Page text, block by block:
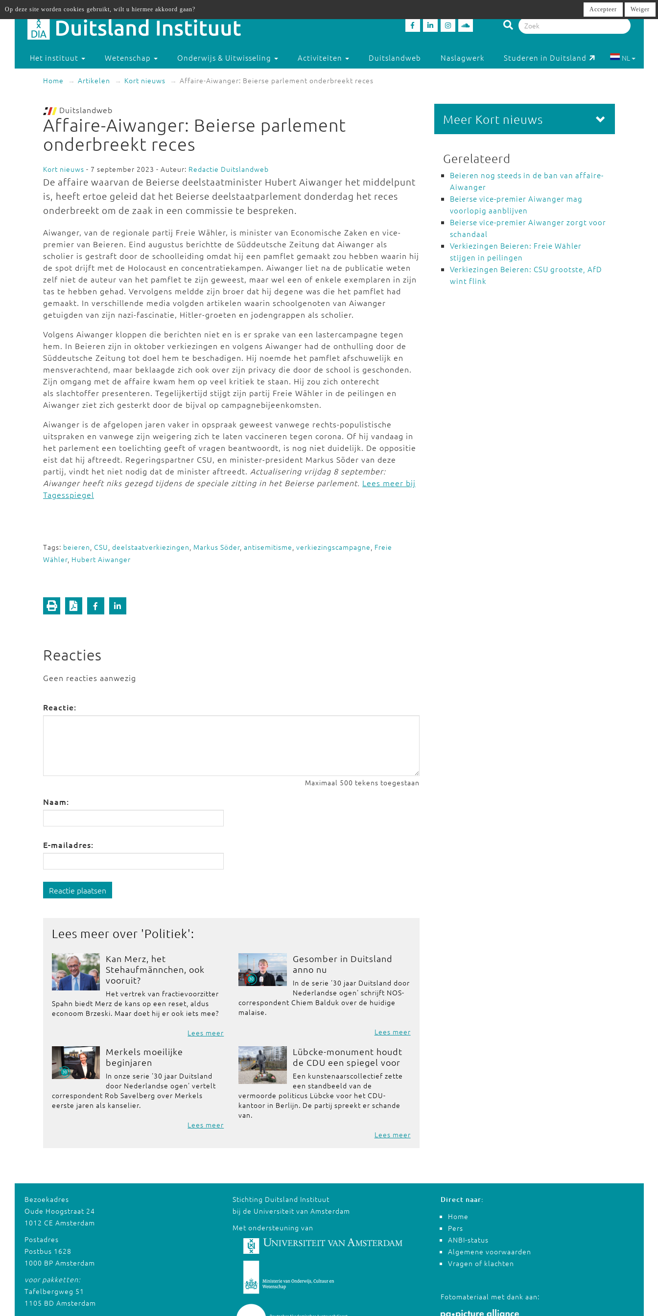
Het instituut Wetenschap Onderwijs & Uitwisseling Activiteiten Duitslandweb Naslagwerk Studeren in Duitsland NL
Home Artikelen Kort nieuws Affaire-Aiwanger: Beierse parlement onderbreekt reces
Duitslandweb
Affaire-Aiwanger: Beierse parlement
onderbreekt reces
Kort nieuws - 7 september 2023 - Auteur: Redactie Duitslandweb
De affaire waarvan de Beierse deelstaatminister Hubert Aiwanger het middelpunt
is, heeft ertoe geleid dat het Beierse deelstaatparlement donderdag het reces
onderbreekt om de zaak in een commissie te bespreken.
Aiwanger, van de regionale partij Freie Wähler, is minister van Economische Zaken en vice-
premier van Beieren. Eind augustus berichtte de Süddeutsche Zeitung dat Aiwanger als
scholier is gestraft door de schoolleiding omdat hij een pamflet gemaakt zou hebben waarin hij
de spot drijft met de Holocaust en concentratiekampen. Aiwanger liet na de publicatie weten
zelf niet de auteur van het pamflet te zijn geweest, maar wel een of enkele exemplaren in zijn
tas te hebben gehad. Vervolgens meldde zijn broer dat hij degene was die het pamflet had
gemaakt. In verschillende media volgden artikelen waarin schoolgenoten van Aiwanger
getuigden van zijn nazi-fascinatie, Hitler-groeten en jodengrappen als scholier.
Volgens Aiwanger kloppen die berichten niet en is er sprake van een lastercampagne tegen
hem. In Beieren zijn in oktober verkiezingen en volgens Aiwanger had de onthulling door de
Süddeutsche Zeitung tot doel hem te beschadigen. Hij noemde het pamflet afschuwelijk en
mensverachtend, maar beklaagde zich ook over zijn privacy die door de school is geschonden.
Zijn omgang met de affaire kwam hem op veel kritiek te staan. Hij zou zich onterecht
als slachtoffer presenteren. Tegelijkertijd stijgt zijn partij Freie Wähler in de peilingen en
Aiwanger ziet zich gesterkt door de bijval op campagnebijeenkomsten.
Aiwanger is de afgelopen jaren vaker in opspraak geweest vanwege rechts-populistische
uitspraken en vanwege zijn weigering zich te laten vaccineren tegen corona. Of hij vandaag in
het parlement een toelichting geeft of vragen beantwoordt, is nog niet duidelijk. De oppositie
eist dat hij aftreedt. Regeringspartner CSU, en minister-president Markus Söder van deze
partij, vindt het niet nodig dat de minister aftreedt. Actualisering vrijdag 8 september:
Aiwanger heeft niks gezegd tijdens de speciale zitting in het Beierse parlement. Lees meer bij
Tagesspiegel
Tags: beieren, CSU, deelstaatverkiezingen, Markus Söder, antisemitisme, verkiezingscampagne, Freie
Wähler, Hubert Aiwanger
Reacties
Geen reacties aanwezig
Reactie:
Maximaal 500 tekens toegestaan
Naam:
E-mailadres:
Reactie plaatsen
Lees meer over 'Politiek':
Kan Merz, het
Stehaufmännchen, ook
vooruit?
Het vertrek van fractievoorzitter
Spahn biedt Merz de kans op een reset, aldus
econoom Brzeski. Maar doet hij er ook iets mee?
Lees meer
Gesomber in Duitsland
anno nu
In de serie '30 jaar Duitsland door
Nederlandse ogen' schrijft NOS-
correspondent Chiem Balduk over de huidige
malaise.
Lees meer
Merkels moeilijke
beginjaren
In onze serie '30 jaar Duitsland
door Nederlandse ogen' vertelt
correspondent Rob Savelberg over Merkels
eerste jaren als kanselier.
Lees meer
Lübcke-monument houdt
de CDU een spiegel voor
Een kunstenaarscollectief zette
een standbeeld van de
vermoorde politicus Lübcke voor het CDU-
kantoor in Berlijn. De partij spreekt er schande
van.
Lees meer
Meer Kort nieuws
Gerelateerd
Beieren nog steeds in de ban van affaire-
Aiwanger
Beierse vice-premier Aiwanger mag
voorlopig aanblijven
Beierse vice-premier Aiwanger zorgt voor
schandaal
Verkiezingen Beieren: Freie Wähler
stijgen in peilingen
Verkiezingen Beieren: CSU grootste, AfD
wint flink
Bezoekadres
Oude Hoogstraat 24
1012 CE Amsterdam
Postadres
Postbus 1628
1000 BP Amsterdam
voor pakketten:
Tafelbergweg 51
1105 BD Amsterdam
Stichting Duitsland Instituut
bij de Universiteit van Amsterdam
Met ondersteuning van
Direct naar:
Home
Pers
ANBI-status
Algemene voorwaarden
Vragen of klachten
Fotomateriaal met dank aan:
Op deze site worden cookies gebruikt, wilt u hiermee akkoord gaan? Accepteer Weiger